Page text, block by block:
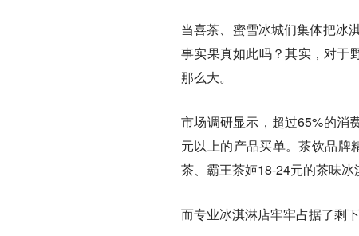
当喜茶、蜜雪冰城们集体把冰
事实果真如此吗？其实，对于
那么大。
市场调研显示，超过65%的消
元以上的产品买单。茶饮品牌
茶、霸王茶姬18-24元的茶味冰
而专业冰淇淋店牢牢占据了剩